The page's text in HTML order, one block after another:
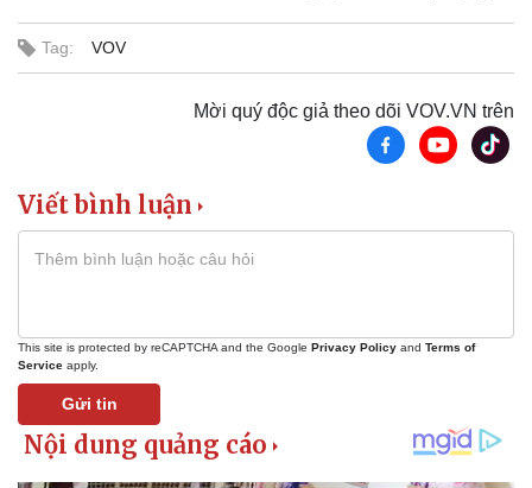
Thể thao
Bóng đá
Tag: VOV
Mời quý độc giả theo dõi VOV.VN trên
Viết bình luận
This site is protected by reCAPTCHA and the Google Privacy Policy and Terms of
Service apply.
Gửi tin